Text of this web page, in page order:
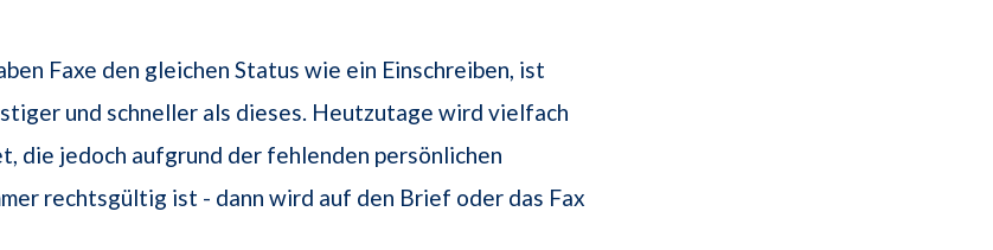
Faxe den gleichen Status wie ein Einschreiben, ist
und schneller als dieses. Heutzutage wird vielfach
die jedoch aufgrund der fehlenden persönlichen
rechtsgültig ist - dann wird auf den Brief oder das Fax